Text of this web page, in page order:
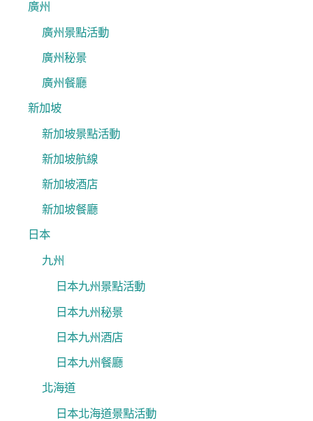
廣州
廣州景點活動
廣州秘景
廣州餐廳
新加坡
新加坡景點活動
新加坡航線
新加坡酒店
新加坡餐廳
日本
九州
日本九州景點活動
日本九州秘景
日本九州酒店
日本九州餐廳
北海道
日本北海道景點活動